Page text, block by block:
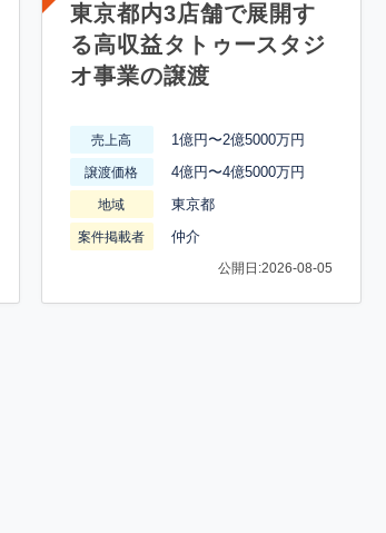
東京都内3店舗で展開す
る高収益タトゥースタジ
オ事業の譲渡
売上高 1億円〜2億5000万円
譲渡価格 4億円〜4億5000万円
地域 東京都
案件掲載者 仲介
公開日:2026-08-05